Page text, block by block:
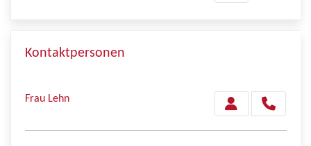
Kontaktpersonen
Frau Lehn